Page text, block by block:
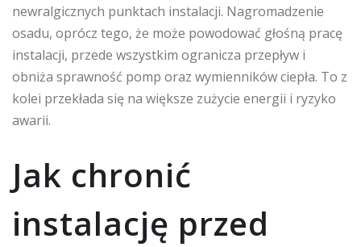
newralgicznych punktach instalacji. Nagromadzenie
osadu, oprócz tego, że może powodować głośną pracę
instalacji, przede wszystkim ogranicza przepływ i
obniża sprawność pomp oraz wymienników ciepła. To z
kolei przekłada się na większe zużycie energii i ryzyko
awarii.
Jak chronić
instalację przed